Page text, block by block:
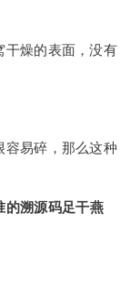
干燥的表面，没有
容易碎，那么这种
的溯源码足干燕